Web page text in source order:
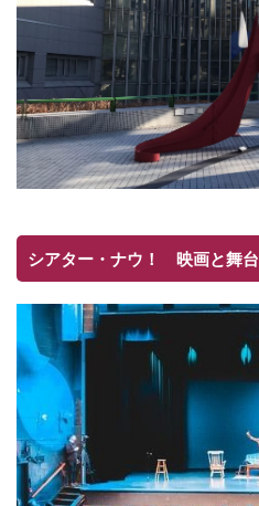
シアター・ナウ！ 映画と舞台